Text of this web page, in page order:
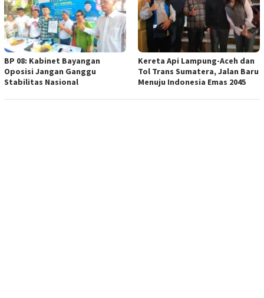
BP 08: Kabinet Bayangan
Oposisi Jangan Ganggu
Stabilitas Nasional
Kereta Api Lampung-Aceh dan
Tol Trans Sumatera, Jalan Baru
Menuju Indonesia Emas 2045